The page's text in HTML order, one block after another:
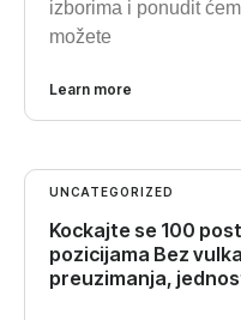
izborima i ponudit
možete
Learn more
UNCATEGORIZED
Kockajte se 100
pozicijama Bez
preuzimanja,